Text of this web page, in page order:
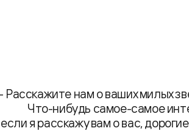
Расскажите нам о ваших милых
Что-нибудь самое-самое
я расскажу вам о вас,